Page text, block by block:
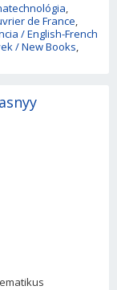
,
de France,
/ English-French
/ New Books,